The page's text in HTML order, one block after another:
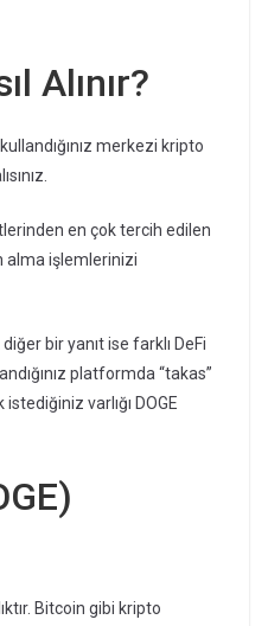
Alınır?
merkezi kripto
en çok tercih edilen
alma işlemlerinizi
bir yanıt ise farklı DeFi
platformda “takas”
varlığı DOGE
Bitcoin gibi kripto